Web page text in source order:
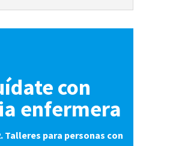
con
enfermera
Talleres para personas con